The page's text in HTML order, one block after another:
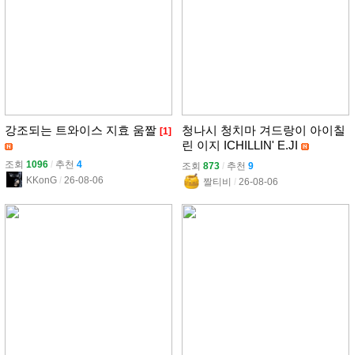
강조되는 트와이스 지효 움짤 [1]
조회 1096 l 추천 4
KKonG l 26-08-06
청나시 청치마 겨드랑이 아이칠
린 이지 ICHILLIN' E.JI
조회 873 l 추천 9
짤티비 l 26-08-06